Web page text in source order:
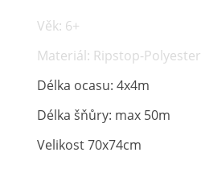
Věk: 6+
Materiál: Ripstop-Polyester
Délka ocasu: 4x4m
Délka šňůry: max 50m
Velikost 70x74cm